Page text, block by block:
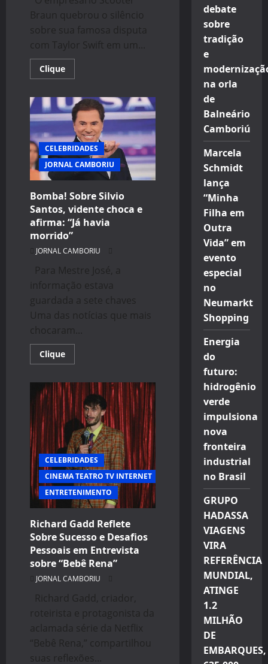
Braun quebrou o silêncio
sobre sua famosa disputa
com Taylor Swift em um...
CliqueRead
more
Braun
Fala
Sobre
Polêmica
com
Taylor
Swift
e
Documentário
CELEBRIDADES
JORNAL CAMBORIU
Bomba! Sobre Silvio
Santos, vidente choca e
afirma: “Já havia
morrido”
JORNAL CAMBORIU
Para Mestre José, a
informação estava
guardada a sete chaves
Uma das notícias que mais
chocaram...
CliqueRead
more
Sobre
Silvio
Santos,
vidente
choca
e
afirma:
“Já
havia
morrido”
CELEBRIDADES
CINEMA TEATRO TV INTERNET
ENTRETENIMENTO
Richard Gadd Reflete
Sobre Sucesso e Desafios
Pessoais em Entrevista
sobre “Bebê Rena”
JORNAL CAMBORIU
Richard Gadd, criador,
roteirista e protagonista da
aclamada série da Netflix
“Bebê Rena,” compartilhou
suas reflexões...
debate
sobre
tradição
e
na orla
de
Balneário
Camboriú
Marcela
Schmidt
lança
“Minha
Filha em
Outra
Vida” em
evento
especial
no
Neumarkt
Shopping
Energia
do
futuro:
hidrogênio
verde
impulsiona
nova
fronteira
industrial
no Brasil
GRUPO
HADASSA
VIAGENS
VIRA
REFERÊNCIA
MUNDIAL,
ATINGE
1.2
MILHÃO
DE
EMBARQUES,